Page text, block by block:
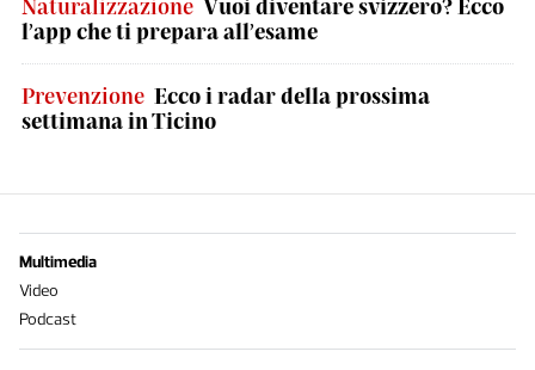
Naturalizzazione Vuoi diventare svizzero? Ecco
l’app che ti prepara all’esame
Prevenzione Ecco i radar della prossima
settimana in Ticino
Multimedia
Video
Podcast